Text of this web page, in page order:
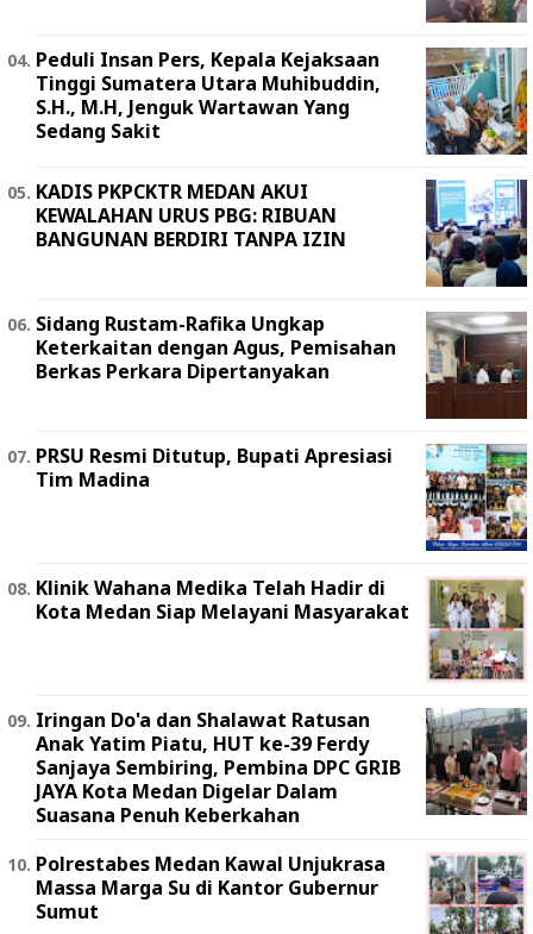
Peduli Insan Pers, Kepala Kejaksaan
Tinggi Sumatera Utara Muhibuddin,
S.H., M.H, Jenguk Wartawan Yang
Sedang Sakit
KADIS PKPCKTR MEDAN AKUI
KEWALAHAN URUS PBG: RIBUAN
BANGUNAN BERDIRI TANPA IZIN
Sidang Rustam-Rafika Ungkap
Keterkaitan dengan Agus, Pemisahan
Berkas Perkara Dipertanyakan
PRSU Resmi Ditutup, Bupati Apresiasi
Tim Madina
Klinik Wahana Medika Telah Hadir di
Kota Medan Siap Melayani Masyarakat
Iringan Do'a dan Shalawat Ratusan
Anak Yatim Piatu, HUT ke-39 Ferdy
Sanjaya Sembiring, Pembina DPC GRIB
JAYA Kota Medan Digelar Dalam
Suasana Penuh Keberkahan
Polrestabes Medan Kawal Unjukrasa
Massa Marga Su di Kantor Gubernur
Sumut